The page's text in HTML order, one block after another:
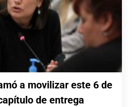
a movilizar este 6 de
de entrega